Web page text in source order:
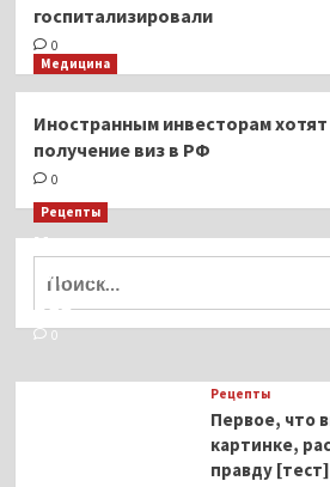
госпитализировали
0
Медицина
Иностранным инвесторам
получение виз в РФ
0
Рецепты
Миллионы японцев восстают
тиранического
ВОЗ
0
Рецепты
Первое, что
картинке,
правду [тест]